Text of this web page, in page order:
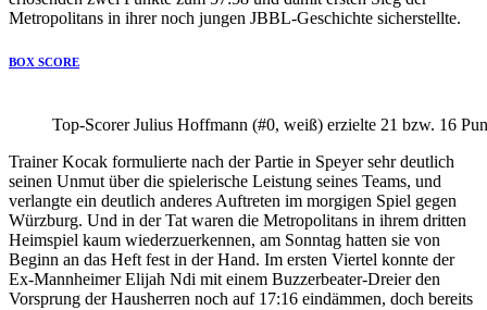
Metropolitans in ihrer noch jungen JBBL-Geschichte sicherstellte.
BOX SCORE
Top-Scorer Julius Hoffmann (#0, weiß) erzielte 21 bzw. 16
Trainer Kocak formulierte nach der Partie in Speyer sehr deutlich
seinen Unmut über die spielerische Leistung seines Teams, und
verlangte ein deutlich anderes Auftreten im morgigen Spiel gegen
Würzburg. Und in der Tat waren die Metropolitans in ihrem dritten
Heimspiel kaum wiederzuerkennen, am Sonntag hatten sie von
Beginn an das Heft fest in der Hand. Im ersten Viertel konnte der
Ex-Mannheimer Elijah Ndi mit einem Buzzerbeater-Dreier den
Vorsprung der Hausherren noch auf 17:16 eindämmen, doch bereits